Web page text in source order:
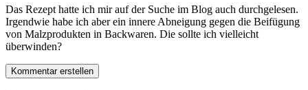
Das Rezept hatte ich mir auf der Suche im Blog auch durchgelesen.
Irgendwie habe ich aber ein innere Abneigung gegen die Beifügung
von Malzprodukten in Backwaren. Die sollte ich vielleicht
überwinden?
Kommentar erstellen